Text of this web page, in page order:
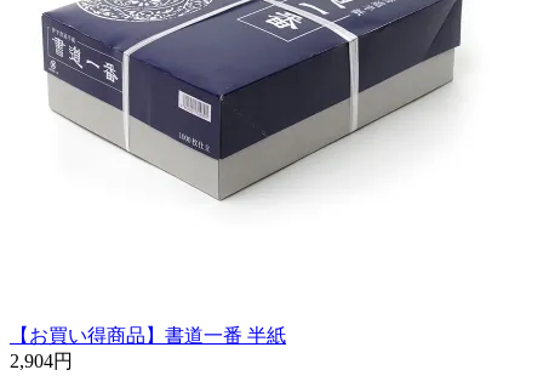
【お買い得商品】書道一番 半紙
2,904円